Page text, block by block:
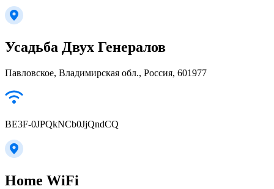
Усадьба Двух Генералов
Павловское, Владимирская обл., Россия, 601977
BE3F-0JPQkNCb0JjQndCQ
Home WiFi